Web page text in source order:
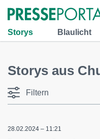
Storys Blaulicht
Storys aus
Filtern
28.02.2024 – 11:21